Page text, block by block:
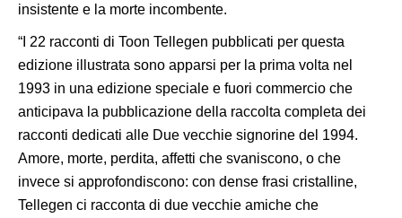
insistente e la morte incombente.
“I 22 racconti di Toon Tellegen pubblicati per questa
edizione illustrata sono apparsi per la prima volta nel
1993 in una edizione speciale e fuori commercio che
anticipava la pubblicazione della raccolta completa dei
racconti dedicati alle Due vecchie signorine del 1994.
Amore, morte, perdita, affetti che svaniscono, o che
invece si approfondiscono: con dense frasi cristalline,
Tellegen ci racconta di due vecchie amiche che